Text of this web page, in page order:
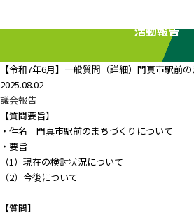
活動報告
【令和7年6月】一般質問（詳細）門真市駅前
2025.08.02
議会報告
【質問要旨】
・件名 門真市駅前のまちづくりについて
・要旨
（1）現在の検討状況について
（2）今後について
【質問】